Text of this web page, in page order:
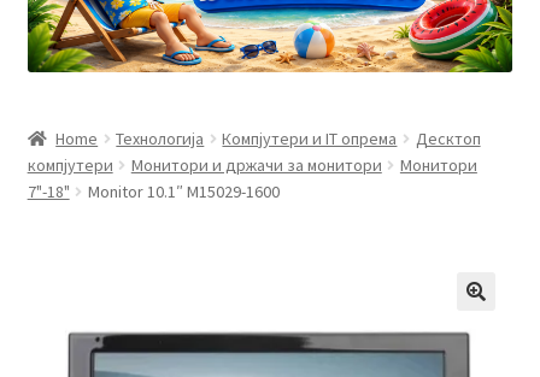
Privacy Policy
Контакт
Мој профил
Home Технологија Компјутери и IT опрема
Десктоп
компјутери
Монитори и држачи за монитори
Монитори
7"-18"
Monitor 10.1″ M15029-1600